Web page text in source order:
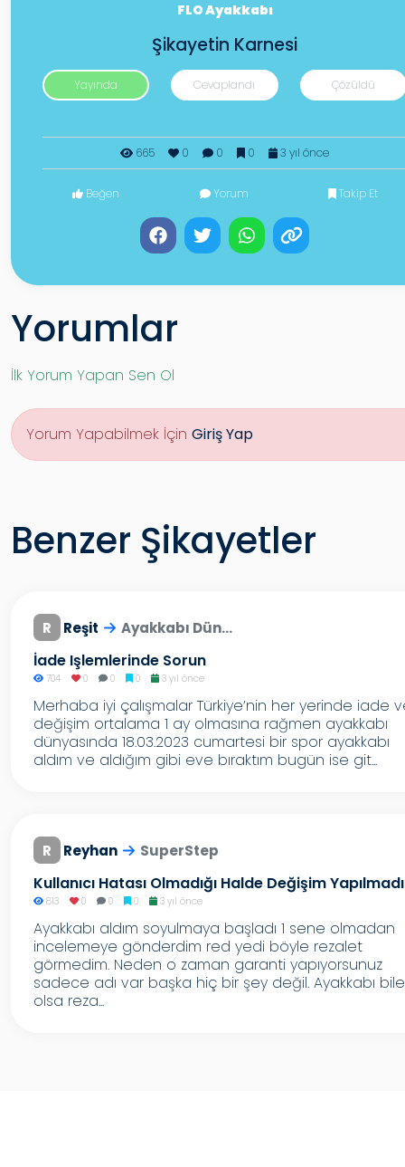
FLO Ayakkabı
Şikayetin Karnesi
Yayında Cevaplandı Çözüldü
665 0 0 0 3 yıl önce
Beğen Yorum Takip Et
Yorumlar
İlk Yorum Yapan Sen Ol
Yorum Yapabilmek İçin Giriş Yap
Benzer Şikayetler
R Reşit Ayakkabı Dün...
İade Işlemlerinde Sorun
704 0 0 0 3 yıl önce
Merhaba iyi çalışmalar Türkiye’nin her yerinde iade
değişim ortalama 1 ay olmasına rağmen ayakkabı
dünyasında 18.03.2023 cumartesi bir spor ayakkabı
aldım ve aldığım gibi eve bıraktım bugün ise git...
R Reyhan SuperStep
Kullanıcı Hatası Olmadığı Halde Değişim Yapılmadı
813 0 0 0 3 yıl önce
Ayakkabı aldım soyulmaya başladı 1 sene olmadan
incelemeye gönderdim red yedi böyle rezalet
görmedim. Neden o zaman garanti yapıyorsunuz
sadece adı var başka hiç bir şey değil. Ayakkabı bile
olsa reza...